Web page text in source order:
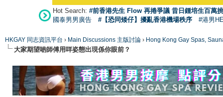
Hot Search: #前香港先生 Flow 再捲爭議 昔日鍾培生百萬
國泰男男廣告
#【恐同矮仔】擾亂香港機場秩序 #港男
HKGAY 同志資訊平台 › Main Discussions 主版討論 › Hong Kong Gay Spas,
大家期望啲師傅用咩姿態出現係你眼前？